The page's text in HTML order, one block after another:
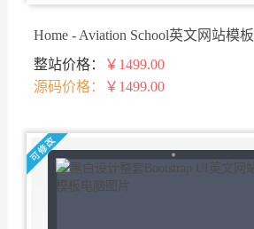
Home - Aviation School英文网站模板
整站价格：
￥1499.00
源码价格：
￥1499.00